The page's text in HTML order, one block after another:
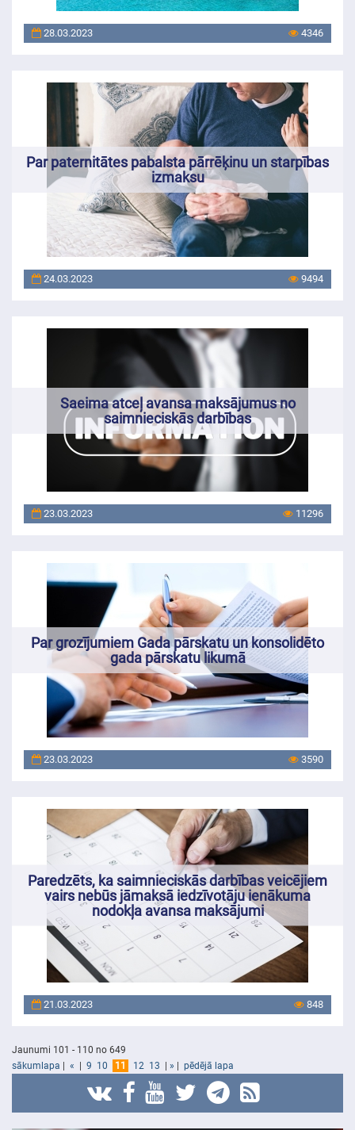
28.03.2023 4346
Par paternitātes pabalsta pārrēķinu un starpības
izmaksu
24.03.2023 9494
Saeima atceļ avansa maksājumus no
saimnieciskās darbības
23.03.2023 11296
Par grozījumiem Gada pārskatu un konsolidēto
gada pārskatu likumā
23.03.2023 3590
Paredzēts, ka saimnieciskās darbības veicējiem
vairs nebūs jāmaksā iedzīvotāju ienākuma
nodokļa avansa maksājumi
21.03.2023 848
Jaunumi 101 - 110 no 649
sākumlapa
« 9 10 11 12 13 » pēdējā lapa